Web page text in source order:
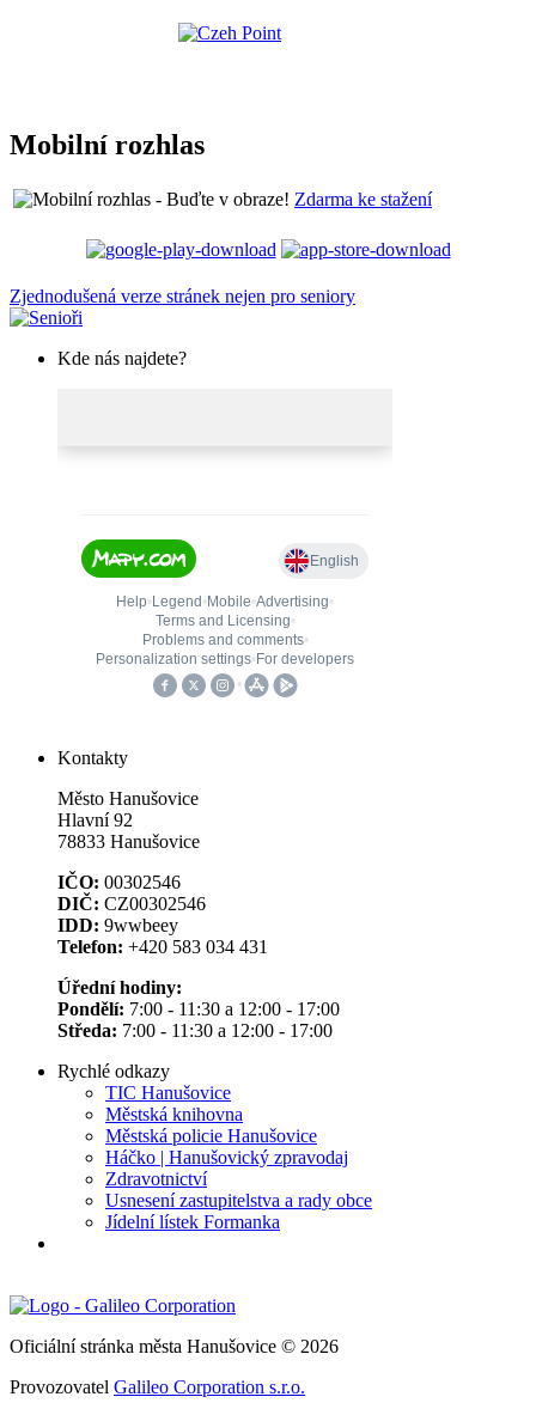
Mobilní rozhlas
Zdarma ke stažení
Zjednodušená verze stránek nejen pro seniory
Kde nás najdete?
Kontakty
Město Hanušovice
Hlavní 92
78833 Hanušovice
IČO: 00302546
DIČ: CZ00302546
IDD: 9wwbeey
Telefon: +420 583 034 431
Úřední hodiny:
Pondělí: 7:00 - 11:30 a 12:00 - 17:00
Středa: 7:00 - 11:30 a 12:00 - 17:00
Rychlé odkazy
TIC Hanušovice
Městská knihovna
Městská policie Hanušovice
Háčko | Hanušovický zpravodaj
Zdravotnictví
Usnesení zastupitelstva a rady obce
Jídelní lístek Formanka
Oficiální stránka města Hanušovice © 2026
Provozovatel Galileo Corporation s.r.o.